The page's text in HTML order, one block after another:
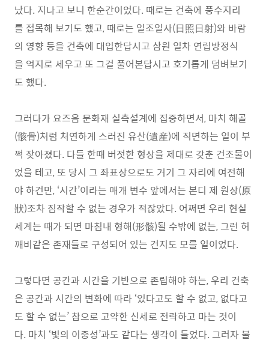
났다. 지나고 보니 한순간이었다. 때로는 건축에 풍수지리
를 접목해 보기도 했고, 때로는 일조일사(日照日射)와 바람
의 영향 등을 건축에 대입한답시고 삼원 일차 연립방정식
을 억지로 세우고 또 그걸 풀어본답시고 호기롭게 덤벼보기
도 했다.
그러다가 요즈음 문화재 실측설계에 집중하면서, 마치 해골
(骸骨)처럼 처연하게 스러진 유산(遺産)에 직면하는 일이 부
쩍 잦아졌다. 다들 한때 버젓한 형상을 제대로 갖춘 건조물이
었을 테고, 또 당시 그 좌표상으로도 거기 그 자리에 여전해
야 하건만, ‘시간’이라는 매개 변수 앞에서는 본디 제 원상(原
狀)조차 짐작할 수 없는 경우가 적잖았다. 어쩌면 우리 현실
세계는 때가 되면 마침내 형해(形骸)될 수밖에 없는, 그런 허
깨비같은 존재들로 구성되어 있는 건지도 모를 일이었다.
그렇다면 공간과 시간을 기반으로 존립해야 하는, 우리 건축
은 공간과 시간의 변화에 따라 ‘있다고도 할 수 없고, 없다고
도 할 수 없는’ 참으로 고약한 신세로 전락하고 마는 것이
다. 마치 ‘빛의 이중성’과도 같다는 생각이 들었다. 그러자 불